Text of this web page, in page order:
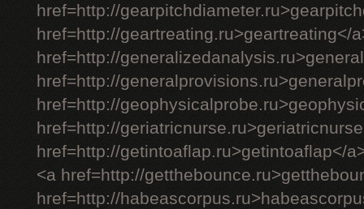
href=http://
href=http://geartreating.ru>geartreating</
href=http://
href=http://
href=http://
href=http://
href=http://getintoaflap.ru>getintoaflap</
<a href=http://
href=http://